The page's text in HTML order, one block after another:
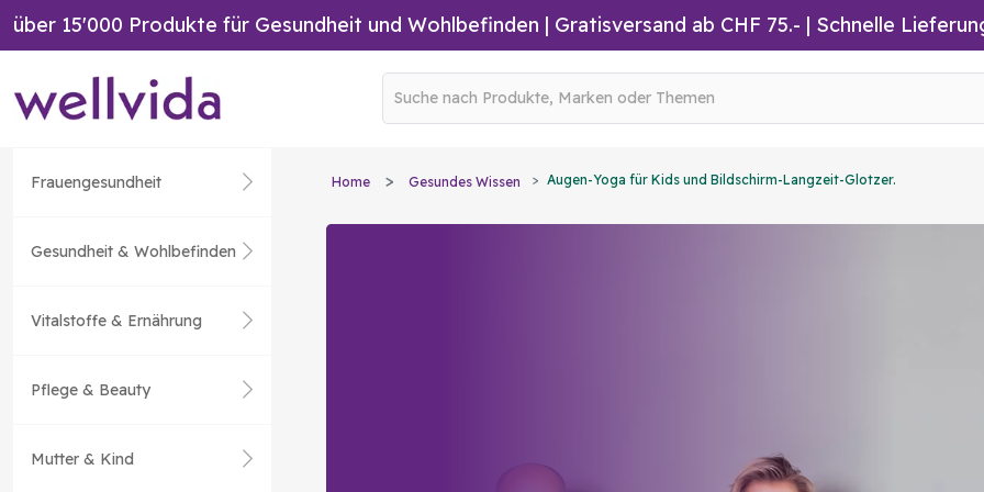
über 15'000 Produkte für Gesundheit und Wohlbefinden | Gratisversand ab CHF 75.- | Schnelle
Frauengesundheit
Gesundheit & Wohlbefinden
Vitalstoffe & Ernährung
Pflege & Beauty
Mutter & Kind
Home Gesundes Wissen Augen-Yoga für Kids und Bildschirm-Langzeit-Glotzer.